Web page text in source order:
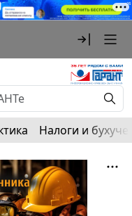
Налоги и